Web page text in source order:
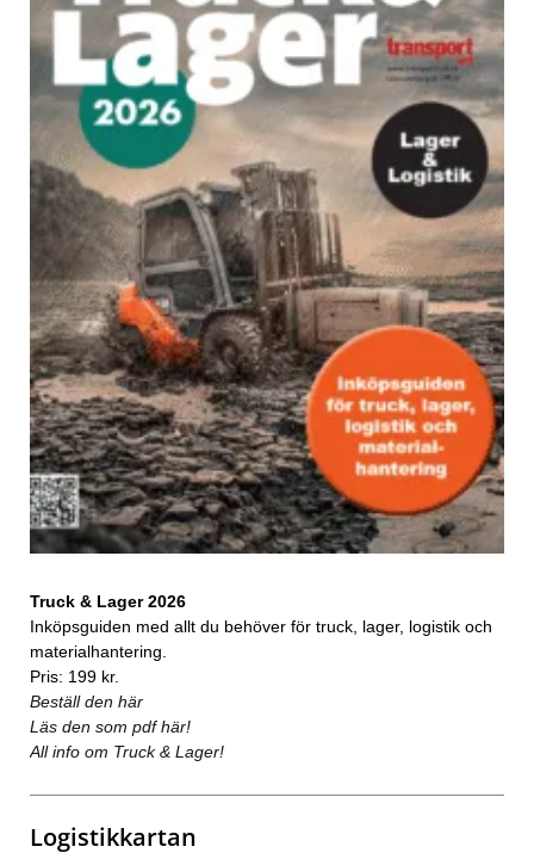
Truck & Lager 2026
Inköpsguiden med allt du behöver för truck, lager, logistik och
materialhantering.
Pris: 199 kr.
Beställ den här
Läs den som pdf här!
All info om Truck & Lager!
Logistikkartan